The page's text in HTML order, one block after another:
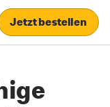
Jetzt bestellen